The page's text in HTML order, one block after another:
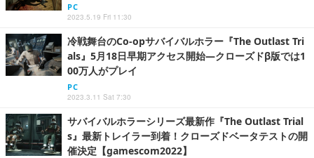
PC
2023.5.19 Fri 11:30
冷戦舞台のCo-opサバイバルホラー『The Outlast Tri
als』5月18日早期アクセス開始―クローズドβ版では1
00万人がプレイ
PC
2023.3.11 Sat 7:30
サバイバルホラーシリーズ最新作『The Outlast Trial
s』最新トレイラー到着！クローズドベータテストの開
催決定【gamescom2022】